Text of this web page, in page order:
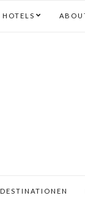
HOTELS
DESTINATIONEN